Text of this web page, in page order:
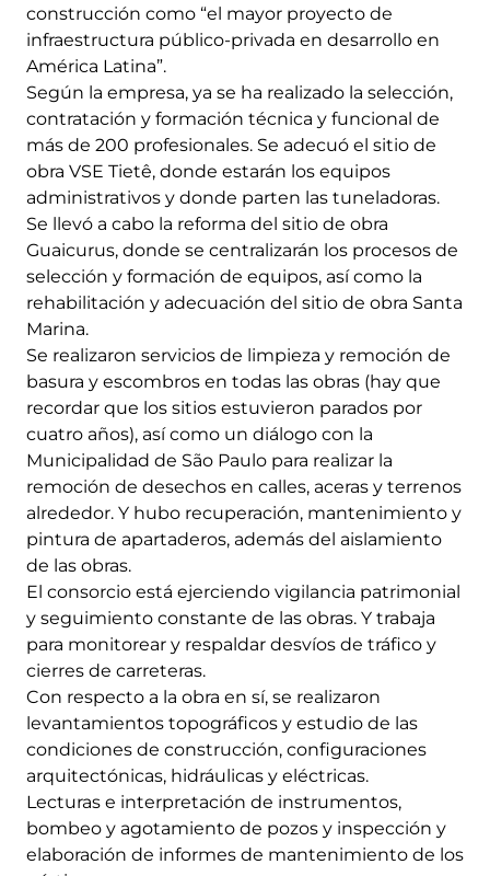
construcción como “el mayor proyecto de
infraestructura público-privada en desarrollo en
América Latina”.
Según la empresa, ya se ha realizado la selección,
contratación y formación técnica y funcional de
más de 200 profesionales. Se adecuó el sitio de
obra VSE Tietê, donde estarán los equipos
administrativos y donde parten las tuneladoras.
Se llevó a cabo la reforma del sitio de obra
Guaicurus, donde se centralizarán los procesos de
selección y formación de equipos, así como la
rehabilitación y adecuación del sitio de obra Santa
Marina.
Se realizaron servicios de limpieza y remoción de
basura y escombros en todas las obras (hay que
recordar que los sitios estuvieron parados por
cuatro años), así como un diálogo con la
Municipalidad de São Paulo para realizar la
remoción de desechos en calles, aceras y terrenos
alrededor. Y hubo recuperación, mantenimiento y
pintura de apartaderos, además del aislamiento
de las obras.
El consorcio está ejerciendo vigilancia patrimonial
y seguimiento constante de las obras. Y trabaja
para monitorear y respaldar desvíos de tráfico y
cierres de carreteras.
Con respecto a la obra en sí, se realizaron
levantamientos topográficos y estudio de las
condiciones de construcción, configuraciones
arquitectónicas, hidráulicas y eléctricas.
Lecturas e interpretación de instrumentos,
bombeo y agotamiento de pozos y inspección y
elaboración de informes de mantenimiento de los